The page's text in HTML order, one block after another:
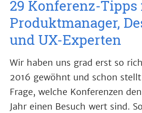
29 Konferenz-Tipps
Produktmanager,
und UX-Experten
Wir haben uns grad erst so
2016 gewöhnt und schon
Frage, welche Konferenzen
Jahr einen Besuch wert sind.